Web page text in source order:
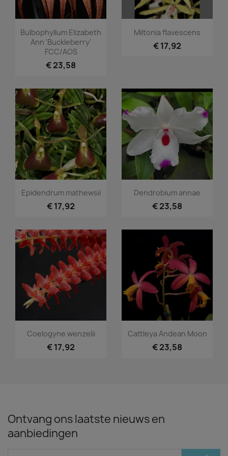
Snel bekijken
Bulbophyllum Elizabeth
Ann 'Buckleberry'
FCC/AOS
€ 23,58
Snel bekijken
Miltonia flavescens
€ 17,92
Snel bekijken
Epidendrum mathewsii
€ 17,92
Snel bekijken
Dendrobium annae
€ 23,58
Snel bekijken
Coelogyne wenzelii
€ 17,92
Snel bekijken
Cattleya Andean Moon
€ 23,58
Ontvang ons laatste nieuws en
aanbiedingen